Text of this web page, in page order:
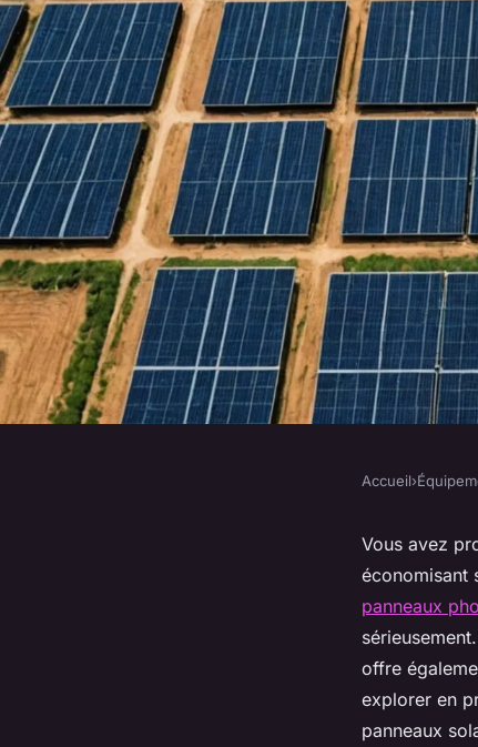
Investir dans des
photovoltaïques à
bénéfices
Accueil›
Vous avez
économisant
panneaux
offre
explorer en
panneaux